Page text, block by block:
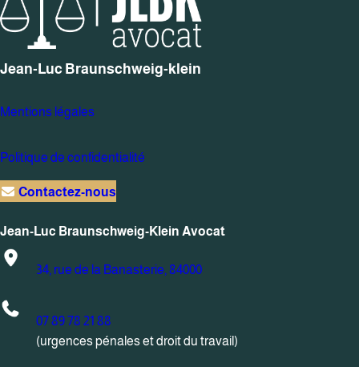
Jean-Luc Braunschweig-klein
Mentions légales
Politique de confidentialité
Contactez-nous
Jean-Luc Braunschweig-Klein Avocat
34, rue de la Banasterie, 84000
07 89 78 21 88
(urgences pénales et droit du travail)